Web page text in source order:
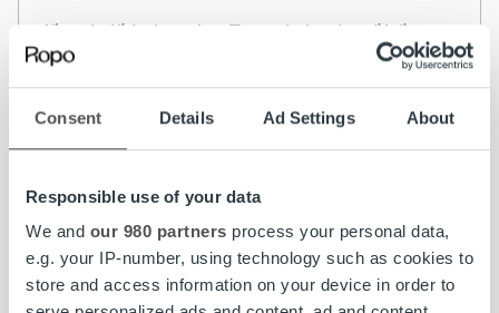
Consent Details Ad Settings About
Responsible use of your data
We and our 980 partners process your personal data,
e.g. your IP-number, using technology such as cookies to
store and access information on your device in order to
Jäteyhtiö Lakeuden Etappi yhteistyöhön
Ropon kanssa
Lue lisää